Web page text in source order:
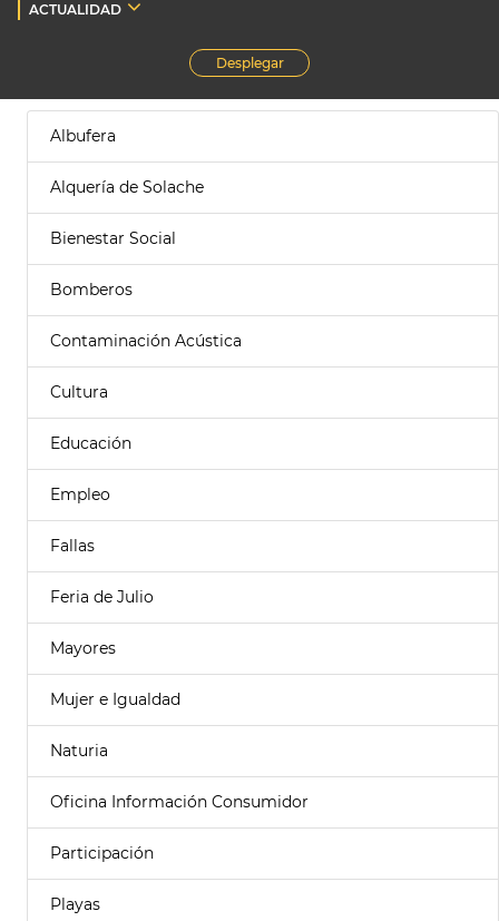
ACTUALIDAD
Desplegar
Albufera
Alquería de Solache
Bienestar Social
Bomberos
Contaminación Acústica
Cultura
Educación
Empleo
Fallas
Feria de Julio
Mayores
Mujer e Igualdad
Naturia
Oficina Información Consumidor
Participación
Playas